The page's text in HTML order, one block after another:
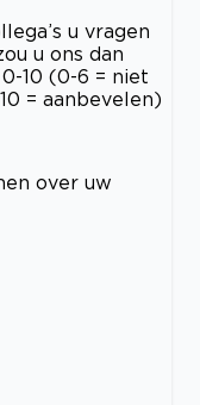
u vragen
u ons dan
10 (0-6 = niet
= aanbevelen)
over uw